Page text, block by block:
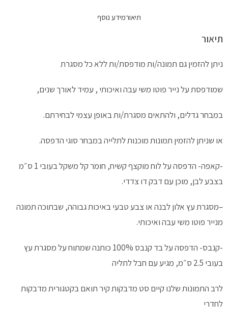
תיאורמידע נוסף
תיאור
ניתן להזמין גם תמונה/ות מודפסת/ות ללא כל מסגרת
שמודפסת על נייר פוטו משי עבה ואיכותי , עמיד לאורך שנים,
במבחר גדלים, ולהתאים מסגרת/ות באופן עצמי לבחירתם.
או שניתן להזמין תמונות מוכנות לתלייה במבחר סוגי הדפסה.
-קאפה-
הדפסה על לוח מוקצף קשיח, חומר קל משקל בעובי 1 ס״מ
בצבע לבן, מוכן עם דבק דו צדדי.
–מסגרת עץ אלון לבנה או צבע טבעיבאיכות גבוהה, שבתוכה תמונה
מנייר פוטו משי עבה ואיכותי.
-קנבס-
הדפסה על בד קנבס 100% כותנה שמתוח על מסגרת עץ
בעובי 2.5 ס״מ, מגיע עם חבל לתליה
לרב התמונות שלנו קיים סט מדבקות קיר תואם בקטגורית מדבקות
לחדרי